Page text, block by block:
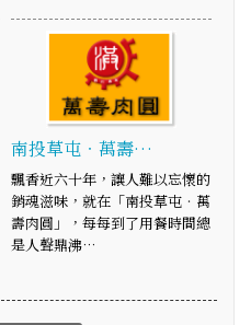
南投草屯‧萬壽…
飄香近六十年，讓人難以忘懷的
銷魂滋味，就在「南投草屯‧萬
壽肉圓」，每每到了用餐時間總
是人聲鼎沸…